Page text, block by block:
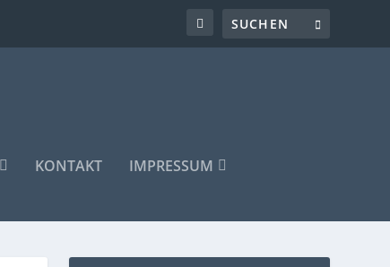
KONTAKT IMPRESSUM